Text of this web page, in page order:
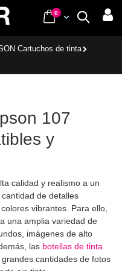
Buscar
Cart
0items
Cartuchos de tinta
107
y
calidad y realismo a un
de detalles
vibrantes. Para ello,
una amplia variedad de
imágenes de alto
las botellas de tinta
cantidades de fotos